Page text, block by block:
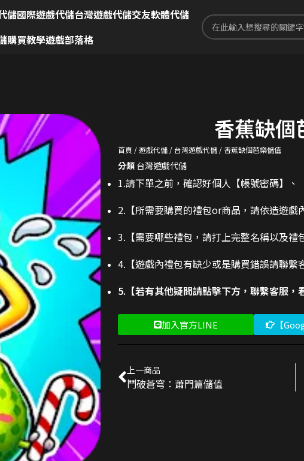
儲國際遊戲代儲台灣遊戲代儲交友軟體代儲
購買教學遊戲部落格
香蕉缺個
首頁 遊戲代儲 台灣遊戲代儲 香蕉缺個芭樂儲值
分類 台灣遊戲代儲
1.請下單之前，確認好個人【帳號密碼】、
2. 【所需要購買的禮包or商品，請依造遊戲
3. 【需要哪些禮包，請打上完整名稱以及
4.【遊戲內禮包有缺少或是購買錯誤請聯繫
5.【若有其他疑問請點擊下方，聯繫客服，
加入官方LINE 【
上一商品
鬥破蒼穹：蕭門篇儲值